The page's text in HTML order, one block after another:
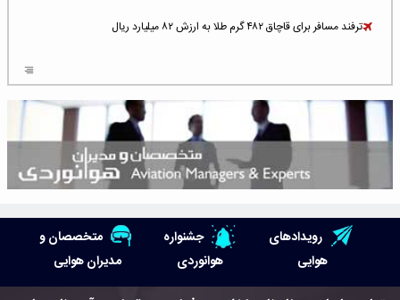
ترفند مسافر برای قاچاق ۴۸۲ گرم طلا به ارزش ۸۲ میلیارد ریال
شلوغ‌ترین فرودگاه‌های اروپا در ۲۰۲۵: لندن، استانبول و پاریس
پخش زنده پرواز سیزدهم موشک استارشیپ اسپیس‌ایکس [جمعه ساعت ۰۱:۴۵]
هوش مصنوعی وارد تعمیر و بازرسی موتورهای هواپیما شد
حمله هوایی به تأسیسات فرودگاه سمنان
استخدام در صنعت هوانوردی کانادا با آموزش رایگان و حقوق ۱۲۷ هزار دلاری
رویدادهای
هوایی
جشنواره
هوانوردی
متخصصان و
مدیران هوایی